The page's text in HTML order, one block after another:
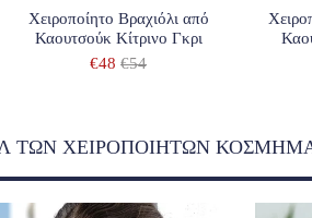
Χειροποίητο Βραχιόλι από
Καουτσούκ Κίτρινο Γκρι
€48 €54
ΤΩΝ ΧΕΙΡΟΠΟΙΗΤΩΝ